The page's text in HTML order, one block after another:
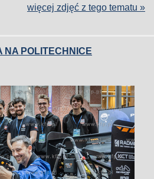
więcej zdjęć z tego tematu »
NA POLITECHNICE